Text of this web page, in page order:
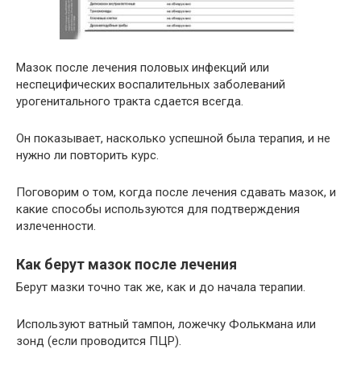
Мазок после лечения половых инфекций или
неспецифических воспалительных заболеваний
урогенитального тракта сдается всегда.
Он показывает, насколько успешной была терапия, и не
нужно ли повторить курс.
Поговорим о том, когда после лечения сдавать мазок, и
какие способы используются для подтверждения
излеченности.
Как берут мазок после лечения
Берут мазки точно так же, как и до начала терапии.
Используют ватный тампон, ложечку Фолькмана или
зонд (если проводится ПЦР).